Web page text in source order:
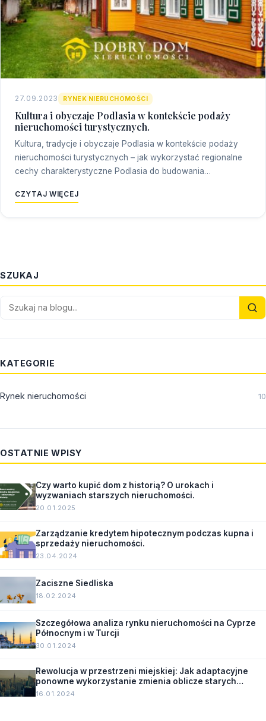
27.09.2023 RYNEK NIERUCHOMOŚCI
Kultura i obyczaje Podlasia w kontekście podaży
nieruchomości turystycznych.
Kultura, tradycje i obyczaje Podlasia w kontekście podaży
nieruchomości turystycznych – jak wykorzystać regionalne
cechy charakterystyczne Podlasia do budowania…
CZYTAJ WIĘCEJ
SZUKAJ
KATEGORIE
Rynek nieruchomości 10
OSTATNIE WPISY
Czy warto kupić dom z historią? O urokach i
wyzwaniach starszych nieruchomości.
20.01.2025
Zarządzanie kredytem hipotecznym podczas kupna i
sprzedaży nieruchomości.
23.04.2024
Zaciszne Siedliska
18.02.2024
Szczegółowa analiza rynku nieruchomości na Cyprze
Północnym i w Turcji
30.01.2024
Rewolucja w przestrzeni miejskiej: Jak adaptacyjne
ponowne wykorzystanie zmienia oblicze starych
budynków.
16.01.2024